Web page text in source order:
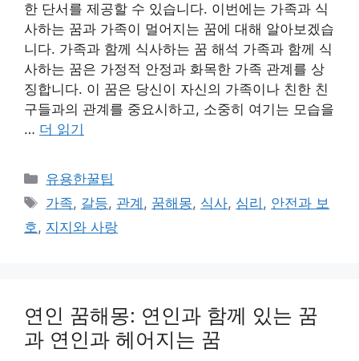
한 단서를 제공할 수 있습니다. 이번에는 가족과 식
사하는 꿈과 가족이 멀어지는 꿈에 대해 알아보겠습
니다. 가족과 함께 식사하는 꿈 해석 가족과 함께 식
사하는 꿈은 가정적 안정과 화목한 가족 관계를 상
징합니다. 이 꿈은 당신이 자신의 가족이나 친한 친
구들과의 관계를 중요시하고, 소중히 여기는 모습을
… 더 읽기
카
테
리
유용한꿀팁
태
그
가족, 갈등, 관계 , 꿈해몽, 식사, 심리 , 안전과 보
호, 지지와 사랑
연인 꿈해몽: 연인과 함께 있는 꿈
과 연인과 헤어지는 꿈